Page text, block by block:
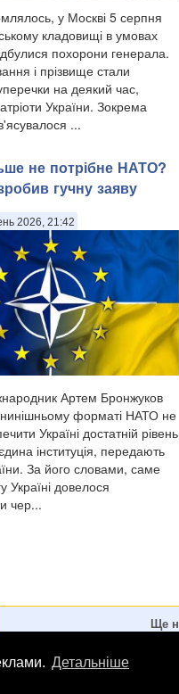
Детальніше
у Москві 5 серпня
кладовищі в умовах
похорони генерала.
і прізвище стали
на деякий час,
України. Зокрема
...
не потрібне НАТО?
гучну заяву
2026, 21:42
Артем Бронжуков
форматі НАТО не
Україні достатній рівень
інституція, передають
За його словами, саме
Україні довелося
чер...